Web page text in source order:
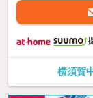
横須賀